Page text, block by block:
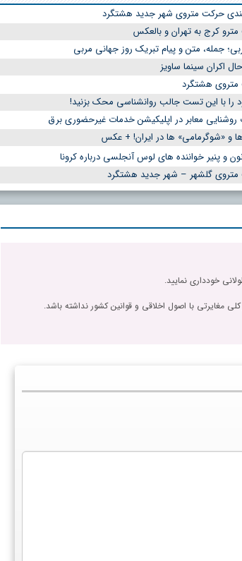
حرکت متروی شهر جدید هشتگرد
کرج به تهران و بالعکس
جمله، متن و پیام تبریک روز جهانی مربی
اکران سینما ساویز
هشتگرد
با این تست جالب روانشناسی محک بزنید!
معابر در اپلیکیشن خدمات غیرحضوری برق
و «شوگرمامی» ها در ایران! + عکس
و پنیر خواننده های لوس آنجلسی درباره کرونا
گلشهر – شهر جدید هشتگرد
خودداری نمایید.
مغایرتی با اصول اخلاقی و قوانین کشور نداشته باشد.